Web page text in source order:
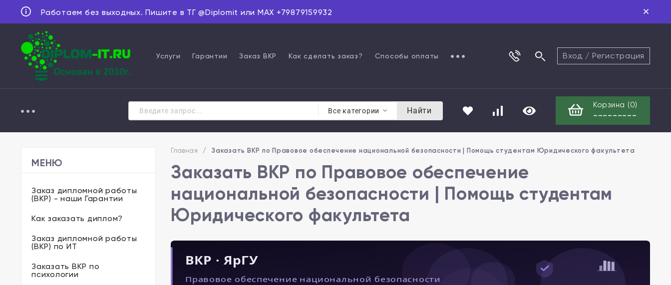
Работаем без выходных. Пишите в ТГ @Diplomit или MAX +79879159932
Услуги Гарантии Заказ ВКР Как сделать заказ? Способы оплаты Вход / Регистрация
Все категории Найти
Корзина (0)
---------
МЕНЮ
Заказ дипломной работы
(ВКР) - наши Гарантии
Как заказать диплом?
Заказ дипломной работы
(ВКР) по ИТ
Заказать ВКР по
психологии
Главная / Заказать ВКР по Правовое обеспечение национальной безопасности | Помощь студентам Юридического факультета
Заказать ВКР по Правовое обеспечение
национальной безопасности | Помощь студентам
Юридического факультета
ВКР · ЯрГУ
Правовое обеспечение национальной безопасности